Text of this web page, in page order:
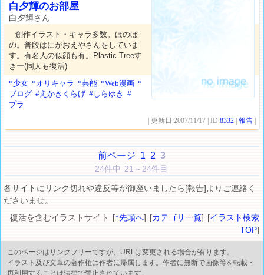
白夕輝のお部屋
白夕輝さん
創作イラスト・キャラ多数。ほのぼ
の。普段はにがおえやさんをしていま
す。有名人の似顔も有。Plastic Treeす
きー(同人も復活)
*少女 *オリキャラ *芸能 *Web漫画 *
ブログ #えかきくらげ #しらゆき
#
プラ
| 更新日:2007/11/17 | ID:8332 |報告
前ページ 1 2 3
24件中 21～24件目
各サイトにリンク切れや違反等が御座いましたら[報告]よりご連絡く
ださいませ。
復活を含むイラストサイト [↑先頭へ] [カテゴリ一覧] [イラスト検索
TOP]
このページはリンクフリーですが、URLは変更される場合が有ります。
イラスト及び文章の著作権は作者に帰属します。作者に無断で画像等を転載・
再利用することは法律で禁止されています。